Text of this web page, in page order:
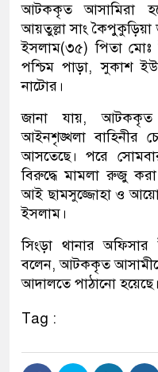
আটককৃত আসামিরা
আয়তুল্লা সাং
ইসলাম(৩৫) পিতা মোঃ
পশ্চিম পাড়া, সুকাশ
নাটোর।
জানা যায়, আটককৃত
আইনশৃঙ্খলা বাহিনীর
আসতেছে। পরে
বিরুদ্ধে মামলা রুজু
আই ছামসুজ্জোহা ও আয়ো
ইসলাম।
সিংড়া থানার
বলেন, আটককৃত
আদালতে পাঠানো হয়েছে।
Tag :